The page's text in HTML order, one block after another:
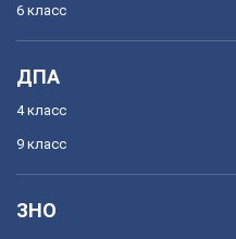
6 класс
ДПА
4 класс
9 класс
ЗНО